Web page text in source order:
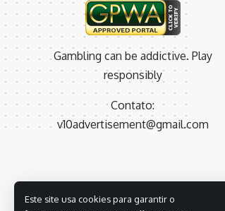
Este site usa cookies para garantir o
Gambling can be addictive. Play
responsibly
Contato:
v10advertisement@gmail.com